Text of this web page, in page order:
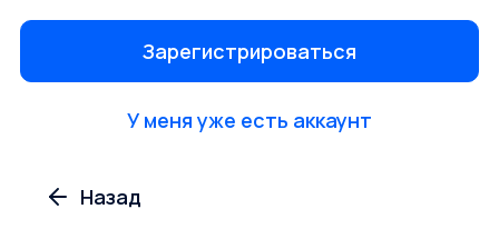
У меня уже есть аккаунт